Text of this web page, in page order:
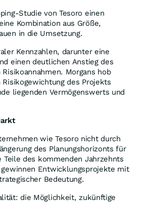
Studie von Tesoro einen
Kombination aus Größe,
in die Umsetzung.
Kennzahlen, darunter eine
einen deutlichen Anstieg des
Morgans hob
des Projekts
liegenden Vermögenswerts und
wie Tesoro nicht durch
des Planungshorizonts für
des kommenden Jahrzehnts
Entwicklungsprojekte mit
Bedeutung.
die Möglichkeit, zukünftige